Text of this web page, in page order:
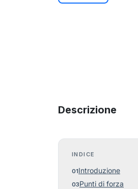
Descrizione
INDICE
Introduzione
Punti di forza